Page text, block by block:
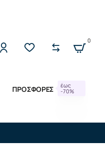
0
ΠΡΟΣΦΟΡΕΣ
έως
-70%